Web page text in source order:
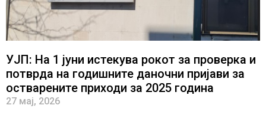
УЈП: На 1 јуни истекува рокот за проверка и
потврда на годишните даночни пријави за
остварените приходи за 2025 година
27 мај, 2026